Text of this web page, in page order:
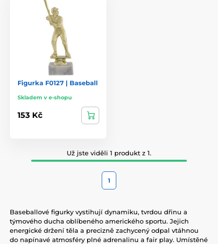
Figurka F0127 | Baseball
Skladem v e-shopu
153 Kč
Už jste viděli 1 produkt z 1.
1
Baseballové figurky vystihují dynamiku, tvrdou dřinu a
týmového ducha oblíbeného amerického sportu. Jejich
energické držení těla a precizně zachycený odpal vtáhnou
do napínavé atmosféry plné adrenalinu a fair play. Umístěné